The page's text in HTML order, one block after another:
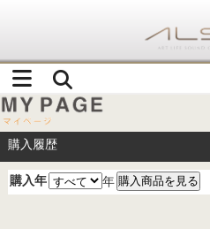
購入履歴
購入年 年